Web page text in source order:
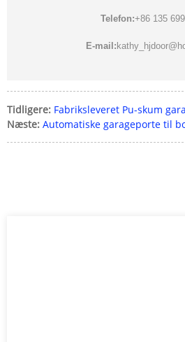
Telefon:+86 135
E-mail:
Tidligere: Fabriksleveret Pu-skum
Næste: Automatiske garageporte til